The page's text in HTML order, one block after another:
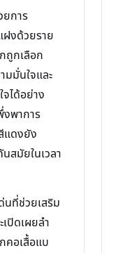
ยการ
งด้วยราย
ถูกเลือก
มมั่นใจและ
ได้อย่าง
งพาการ
แดงยัง
สมัยในเวลา
นที่ช่วยเสริม
ปิดเผยลำ
คอเสื้อแบ